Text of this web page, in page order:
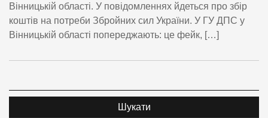
Вінницькій області. У повідомленнях йдеться про збір
коштів на потреби Збройних сил України. У ГУ ДПС у
Вінницькій області попереджають: це фейк, […]